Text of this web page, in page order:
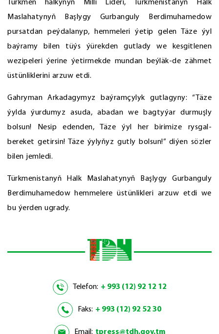
Türkmen halkynyň Milli Lideri, Türkmenistanyň Halk
Maslahatynyň Başlygy Gurbanguly Berdimuhamedow
pursatdan peýdalanyp, hemmeleri ýetip gelen Täze ýyl
baýramy bilen tüýs ýürekden gutlady we kesgitlenen
wezipeleri ýerine ýetirmekde mundan beýläk-de zähmet
üstünliklerini arzuw etdi.
Gahryman Arkadagymyz baýramçylyk gutlagyny: “Täze
ýylda ýurdumyz asuda, abadan we bagtyýar durmuşly
bolsun! Nesip edenden, Täze ýyl her birimize rysgal-
bereket getirsin! Täze ýylyňyz gutly bolsun!” diýen sözler
bilen jemledi.
Türkmenistanyň Halk Maslahatynyň Başlygy Gurbanguly
Berdimuhamedow hemmelere üstünlikleri arzuw etdi we
bu ýerden ugrady.
Telefon: + 993 (12) 92 12 12
Faks: + 993 (12) 92 52 30
Email: tpress@tdh.gov.tm